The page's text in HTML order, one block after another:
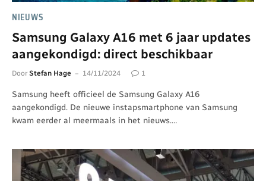
NIEUWS
Samsung Galaxy A16 met 6 jaar updates
aangekondigd: direct beschikbaar
Door Stefan Hage 14/11/2024 1
Samsung heeft officieel de Samsung Galaxy A16
aangekondigd. De nieuwe instapsmartphone van Samsung
kwam eerder al meermaals in het nieuws.…